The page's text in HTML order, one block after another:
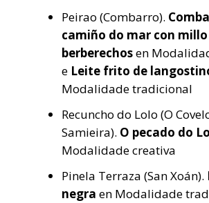
Peirao (Combarro).
camiño do mar con
berberechosen
e Leite frito de
Modalidade tradicional
Recuncho do Lolo (O
Samieira). O pecado do
Modalidade creativa
Pinela Terraza (San Xoán).
negra en Modalidade